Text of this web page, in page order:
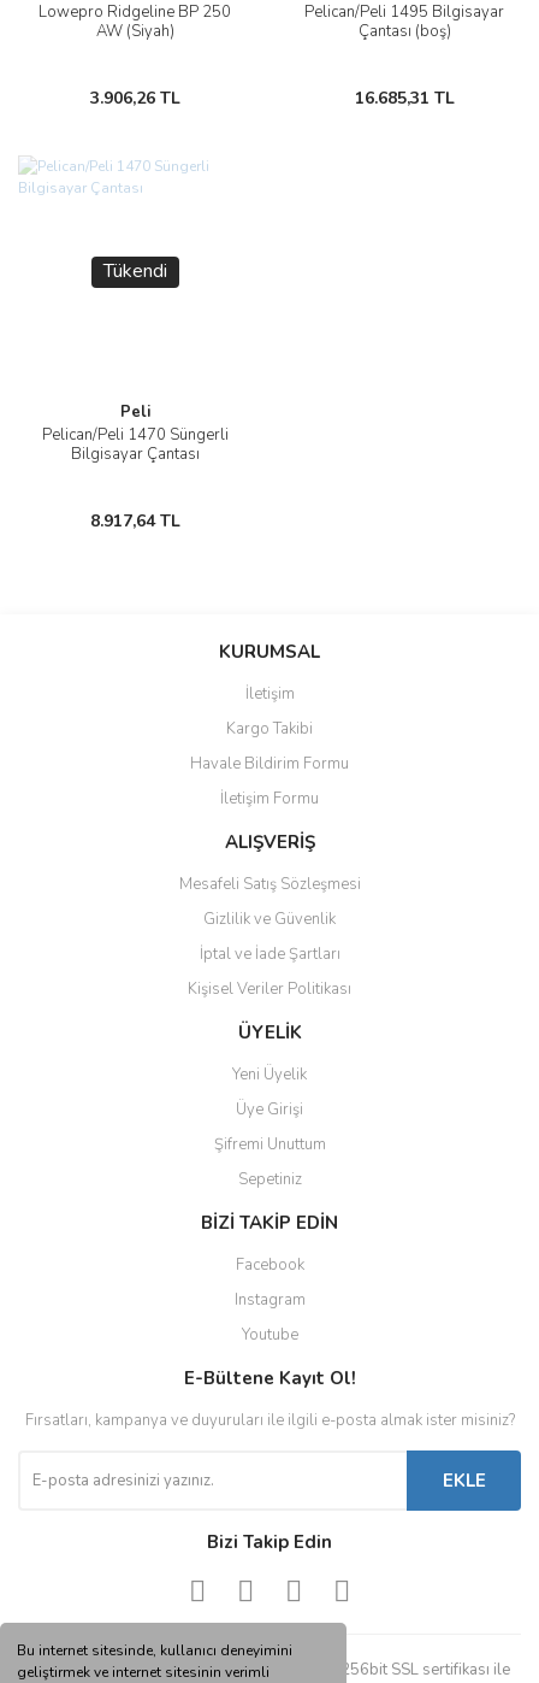
Bu internet sitesinde, kullanıcı deneyimini
geliştirmek ve internet sitesinin verimli
Lowepro Ridgeline BP 250
AW (Siyah)
3.906,26 TL
Pelican/Peli 1495 Bilgisayar
Çantası (boş)
16.685,31 TL
Tükendi
Peli
Pelican/Peli 1470 Süngerli
Bilgisayar Çantası
8.917,64 TL
KURUMSAL
İletişim
Kargo Takibi
Havale Bildirim Formu
İletişim Formu
ALIŞVERİŞ
Mesafeli Satış Sözleşmesi
Gizlilik ve Güvenlik
İptal ve İade Şartları
Kişisel Veriler Politikası
ÜYELİK
Yeni Üyelik
Üye Girişi
Şifremi Unuttum
Sepetiniz
BİZİ TAKİP EDİN
Facebook
Instagram
Youtube
E-Bültene Kayıt Ol!
Fırsatları, kampanya ve duyuruları ile ilgili e-posta almak ister misiniz?
EKLE
Bizi Takip Edin
© Tüm hakları saklıdır. Kredi kartı bilgileriniz 256bit SSL sertifikası ile